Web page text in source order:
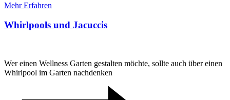
Mehr Erfahren
Whirlpools und Jacuccis
Wer einen Wellness Garten gestalten möchte, sollte auch über einen
Whirlpool im Garten nachdenken